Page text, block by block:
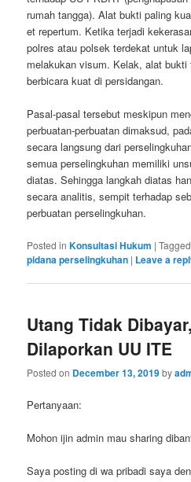
rumah tangga). Alat bukti paling
et repertum. Ketika terjadi
polres atau polsek terdekat untuk
melakukan visum. Kelak, alat
berbicara kuat di persidangan.
Pasal-pasal tersebut meskipun
perbuatan-perbuatan dimaksud,
secara langsung dari
semua perselingkuhan memiliki
diatas. Sehingga langkah diatas
secara analitis, sempit terhadap
perbuatan perselingkuhan.
Posted in Konsultasi Hukum |Tagged
pidana perselingkuhan | Leave a
Utang Tidak
Dilaporkan UU ITE
Posted on December 13, 2019by
Pertanyaan:
Mohon ijin admin mau sharing
Saya posting di wa pribadi saya